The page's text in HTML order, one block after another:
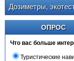
Дозиметры,
ОПРОС
Что вас больше
Туристические